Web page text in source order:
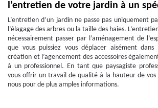
l’entretien de votre jardin à un
L’entretien d’un jardin ne passe pas uniquement
l’élagage des arbres ou la taille des haies.
nécessairement passer par l’aménagement de
que vous puissiez vous déplacer aisément
création et l’agencement des accessoires
à un professionnel. En tant que paysagiste
vous offrir un travail de qualité à la hauteur de vos
nous pour de plus amples informations.